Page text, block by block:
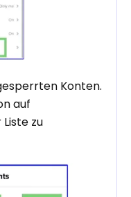
Konten.
auf
zu